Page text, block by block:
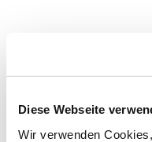
Diese Webseite
Wir verwenden